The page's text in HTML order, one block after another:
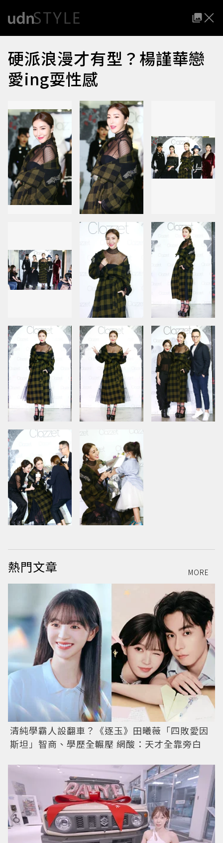
硬派浪漫才有型？楊謹華戀
愛ing耍性感
熱門文章 MORE
清純學霸人設翻車？《逐玉》田曦薇「四敗愛因
斯坦」智商、學歷全輾壓 網酸：天才全靠旁白